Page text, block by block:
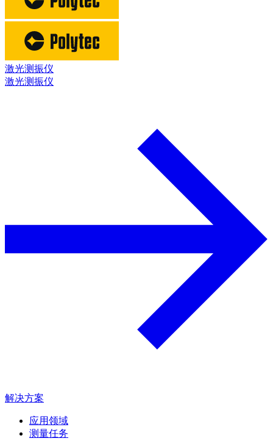
激光测振仪
激光测振仪
解决方案
应用领域
测量任务